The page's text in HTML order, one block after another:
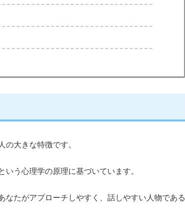
大きな特徴です。
う心理学の原理に基づいています。
なたがアプローチしやすく、話しやすい人物である